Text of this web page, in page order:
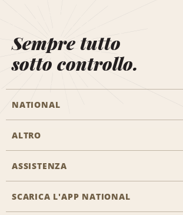
Sempre tutto
sotto controllo.
NATIONAL
Inizia una prenotazione
Programmi business
ALTRO
Offerte di lavoro
ASSISTENZA
Accessibilità
SCARICA L'APP NATIONAL